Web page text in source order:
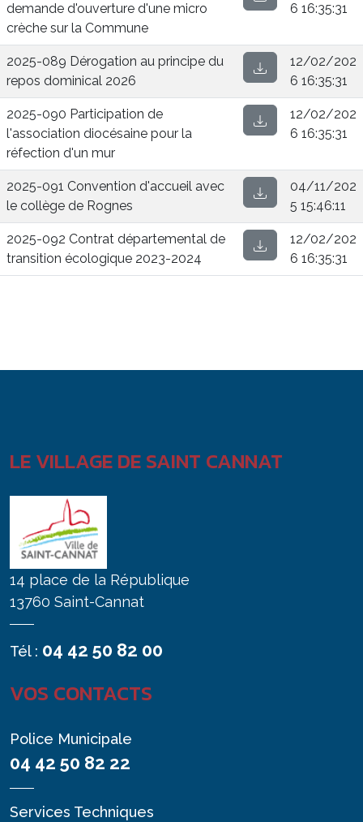
demande d'ouverture d'une micro
crèche sur la Commune
6 16:35:31
2025-089 Dérogation au principe du
repos dominical 2026
12/02/202
6 16:35:31
2025-090 Participation de
l'association diocésaine pour la
réfection d'un mur
12/02/202
6 16:35:31
2025-091 Convention d'accueil avec
le collège de Rognes
04/11/202
5 15:46:11
2025-092 Contrat départemental de
transition écologique 2023-2024
12/02/202
6 16:35:31
LE VILLAGE DE SAINT CANNAT
14 place de la République
13760 Saint-Cannat
Tél : 04 42 50 82 00
VOS CONTACTS
Police Municipale
04 42 50 82 22
Services Techniques